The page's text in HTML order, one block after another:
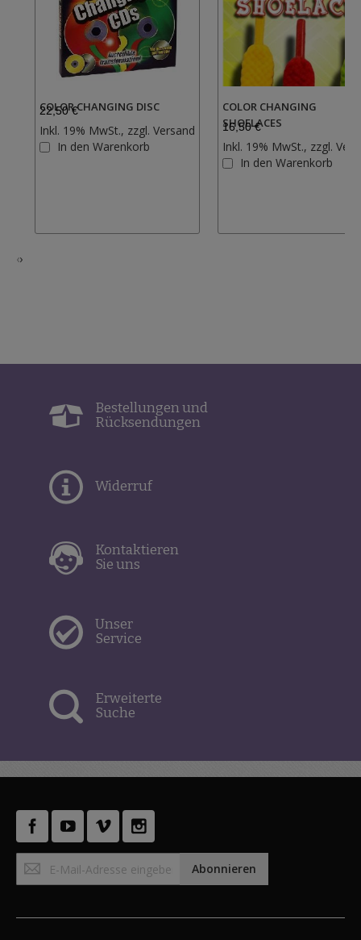
COLOR CHANGING DISC
22,50 €
Inkl. 19% MwSt., zzgl. Versand
In den Warenkorb
Wunschliste
COLOR CHANGING
SHOELACES
16,50 €
Inkl. 19% MwSt., zzgl.
In den Warenkorb
‹›
Bestellungen und
Rücksendungen
Widerruf
Kontaktieren
Sie uns
Unser
Service
Erweiterte
Suche
Anmeldung
zum
Abonnieren